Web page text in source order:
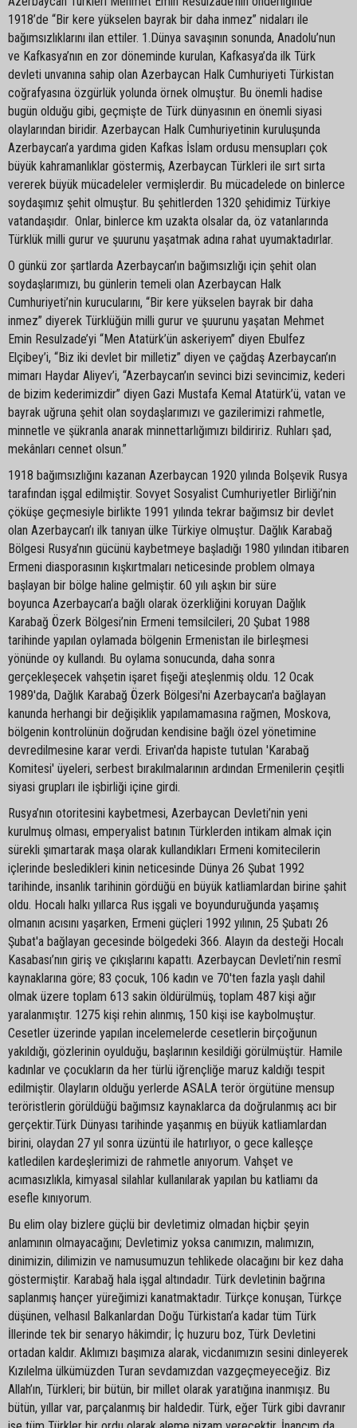
1918’de “Bir kere yükselen bayrak bir daha inmez” nidaları ile
bağımsızlıklarını ilan ettiler. 1.Dünya savaşının sonunda, Anadolu’nun
ve Kafkasya’nın en zor döneminde kurulan, Kafkasya’da ilk Türk
devleti unvanına sahip olan Azerbaycan Halk Cumhuriyeti Türkistan
coğrafyasına özgürlük yolunda örnek olmuştur. Bu önemli hadise
bugün olduğu gibi, geçmişte de Türk dünyasının en önemli siyasi
olaylarından biridir. Azerbaycan Halk Cumhuriyetinin kuruluşunda
Azerbaycan’a yardıma giden Kafkas İslam ordusu mensupları çok
büyük kahramanlıklar göstermiş, Azerbaycan Türkleri ile sırt sırta
vererek büyük mücadeleler vermişlerdir. Bu mücadelede on binlerce
soydaşımız şehit olmuştur. Bu şehitlerden 1320 şehidimiz Türkiye
vatandaşıdır. Onlar, binlerce km uzakta olsalar da, öz vatanlarında
Türklük milli gurur ve şuurunu yaşatmak adına rahat uyumaktadırlar.
O günkü zor şartlarda Azerbaycan’ın bağımsızlığı için şehit olan
soydaşlarımızı, bu günlerin temeli olan Azerbaycan Halk
Cumhuriyeti’nin kurucularını, “Bir kere yükselen bayrak bir daha
inmez” diyerek Türklüğün milli gurur ve şuurunu yaşatan Mehmet
Emin Resulzade’yi “Men Atatürk’ün askeriyem” diyen Ebulfez
Elçibey’i, “Biz iki devlet bir milletiz” diyen ve çağdaş Azerbaycan’ın
mimarı Haydar Aliyev’i, “Azerbaycan’ın sevinci bizi sevincimiz, kederi
de bizim kederimizdir” diyen Gazi Mustafa Kemal Atatürk’ü, vatan ve
bayrak uğruna şehit olan soydaşlarımızı ve gazilerimizi rahmetle,
minnetle ve şükranla anarak minnettarlığımızı bildiririz. Ruhları şad,
mekânları cennet olsun.”
1918 bağımsızlığını kazanan Azerbaycan 1920 yılında Bolşevik Rusya
tarafından işgal edilmiştir. Sovyet Sosyalist Cumhuriyetler Birliği’nin
çöküşe geçmesiyle birlikte 1991 yılında tekrar bağımsız bir devlet
olan Azerbaycan’ı ilk tanıyan ülke Türkiye olmuştur. Dağlık Karabağ
Bölgesi Rusya’nın gücünü kaybetmeye başladığı 1980 yılından itibaren
Ermeni diasporasının kışkırtmaları neticesinde problem olmaya
başlayan bir bölge haline gelmiştir. 60 yılı aşkın bir süre
boyunca Azerbaycan’a bağlı olarak özerkliğini koruyan Dağlık
Karabağ Özerk Bölgesi’nin Ermeni temsilcileri, 20 Şubat 1988
tarihinde yapılan oylamada bölgenin Ermenistan ile birleşmesi
yönünde oy kullandı. Bu oylama sonucunda, daha sonra
gerçekleşecek vahşetin işaret fişeği ateşlenmiş oldu. 12 Ocak
1989'da, Dağlık Karabağ Özerk Bölgesi'ni Azerbaycan'a bağlayan
kanunda herhangi bir değişiklik yapılamamasına rağmen, Moskova,
bölgenin kontrolünün doğrudan kendisine bağlı özel yönetimine
devredilmesine karar verdi. Erivan'da hapiste tutulan 'Karabağ
Komitesi' üyeleri, serbest bırakılmalarının ardından Ermenilerin çeşitli
siyasi grupları ile işbirliği içine girdi.
Rusya’nın otoritesini kaybetmesi, Azerbaycan Devleti’nin yeni
kurulmuş olması, emperyalist batının Türklerden intikam almak için
sürekli şımartarak maşa olarak kullandıkları Ermeni komitecilerin
içlerinde besledikleri kinin neticesinde Dünya 26 Şubat 1992
tarihinde, insanlık tarihinin gördüğü en büyük katliamlardan birine şahit
oldu. Hocalı halkı yıllarca Rus işgali ve boyunduruğunda yaşamış
olmanın acısını yaşarken, Ermeni güçleri 1992 yılının, 25 Şubatı 26
Şubat'a bağlayan gecesinde bölgedeki 366. Alayın da desteği Hocalı
Kasabası’nın giriş ve çıkışlarını kapattı. Azerbaycan Devleti’nin resmî
kaynaklarına göre; 83 çocuk, 106 kadın ve 70'ten fazla yaşlı dahil
olmak üzere toplam 613 sakin öldürülmüş, toplam 487 kişi ağır
yaralanmıştır. 1275 kişi rehin alınmış, 150 kişi ise kaybolmuştur.
Cesetler üzerinde yapılan incelemelerde cesetlerin birçoğunun
yakıldığı, gözlerinin oyulduğu, başlarının kesildiği görülmüştür. Hamile
kadınlar ve çocukların da her türlü iğrençliğe maruz kaldığı tespit
edilmiştir. Olayların olduğu yerlerde ASALA terör örgütüne mensup
teröristlerin görüldüğü bağımsız kaynaklarca da doğrulanmış acı bir
gerçektir.​Türk Dünyası tarihinde yaşanmış en büyük katliamlardan
birini, olaydan 27 yıl sonra üzüntü ile hatırlıyor, o gece kalleşçe
katledilen kardeşlerimizi de rahmetle anıyorum. Vahşet ve
acımasızlıkla, kimyasal silahlar kullanılarak yapılan bu katliamı da
esefle kınıyorum.
Bu elim olay bizlere güçlü bir devletimiz olmadan hiçbir şeyin
anlamının olmayacağını; Devletimiz yoksa canımızın, malımızın,
dinimizin, dilimizin ve namusumuzun tehlikede olacağını bir kez daha
göstermiştir. Karabağ hala işgal altındadır. Türk devletinin bağrına
saplanmış hançer yüreğimizi kanatmaktadır. Türkçe konuşan, Türkçe
düşünen, velhasıl Balkanlardan Doğu Türkistan’a kadar tüm Türk
İllerinde tek bir senaryo hâkimdir; İç huzuru boz, Türk Devletini
ortadan kaldır. Aklımızı başımıza alarak, vicdanımızın sesini dinleyerek
Kızılelma ülkümüzden Turan sevdamızdan vazgeçmeyeceğiz. Biz
Allah’ın, Türkleri; bir bütün, bir millet olarak yaratığına inanmışız. Bu
bütün, yıllar var, parçalanmış bir haldedir. Türk, eğer Türk gibi davranır